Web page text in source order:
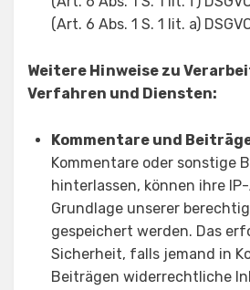
(Art. 6 Abs. 1 S. 1 lit. a)
Weitere Hinweise zu
Verfahren und Diensten:
Kommentare und
Kommentare oder sonstige
hinterlassen, können ihre
Grundlage unserer
gespeichert werden. Das
Sicherheit, falls jemand in
Beiträgen widerrechtliche